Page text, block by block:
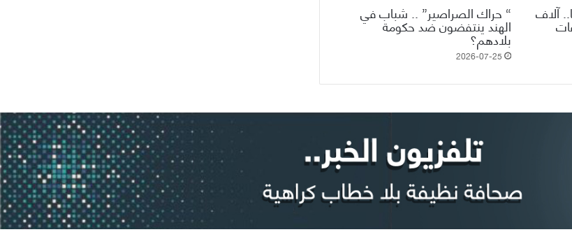
آلاف “ حراك الصراصير” .. شباب في
الهند ينتفضون ضد حكومة
بلادهم؟
2026-07-25